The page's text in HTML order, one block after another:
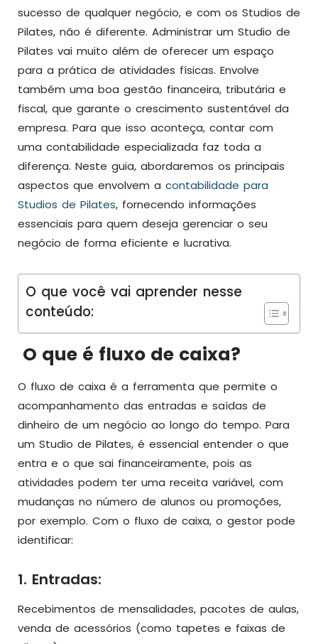
sucesso de qualquer negócio, e com os Studios de
Pilates, não é diferente. Administrar um Studio de
Pilates vai muito além de oferecer um espaço
para a prática de atividades físicas. Envolve
também uma boa gestão financeira, tributária e
fiscal, que garante o crescimento sustentável da
empresa. Para que isso aconteça, contar com
uma contabilidade especializada faz toda a
diferença. Neste guia, abordaremos os principais
aspectos que envolvem a contabilidade para
Studios de Pilates, fornecendo informações
essenciais para quem deseja gerenciar o seu
negócio de forma eficiente e lucrativa.
O que você vai aprender nesse
conteúdo:
O que é fluxo de caixa?
O fluxo de caixa é a ferramenta que permite o
acompanhamento das entradas e saídas de
dinheiro de um negócio ao longo do tempo. Para
um Studio de Pilates, é essencial entender o que
entra e o que sai financeiramente, pois as
atividades podem ter uma receita variável, com
mudanças no número de alunos ou promoções,
por exemplo. Com o fluxo de caixa, o gestor pode
identificar:
1. Entradas:
Recebimentos de mensalidades, pacotes de aulas,
venda de acessórios (como tapetes e faixas de